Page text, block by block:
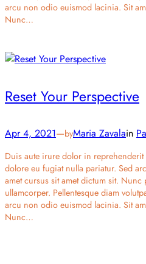
arcu non odio euismod lacinia. Sit
Nunc…
Reset Your Perspective
Apr 4, 2021—byMaria Zavalain
Duis aute irure dolor in reprehenderit
dolore eu fugiat nulla pariatur. Sed
amet cursus sit amet dictum sit.
ullamcorper. Pellentesque diam
arcu non odio euismod lacinia. Sit
Nunc…